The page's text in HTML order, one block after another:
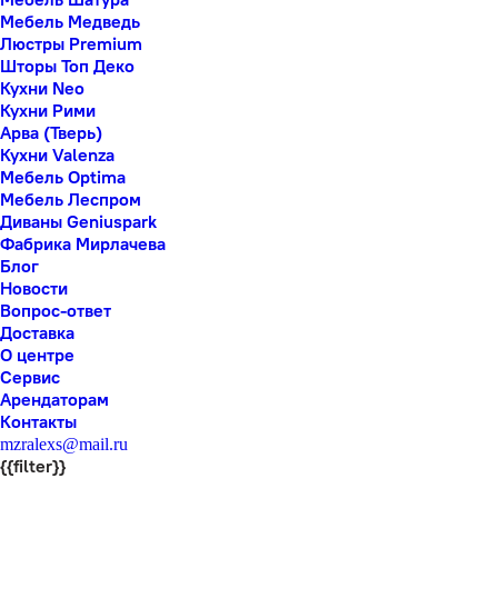
Мебель Медведь
Люстры Premium
Шторы Топ Деко
Кухни Neo
Кухни Рими
Арва (Тверь)
Кухни Valenza
Мебель Optima
Мебель Леспром
Диваны Geniuspark
Фабрика Мирлачева
Блог
Новости
Вопрос-ответ
Доставка
О центре
Сервис
Арендаторам
Контакты
mzralexs@mail.ru
{{filter}}